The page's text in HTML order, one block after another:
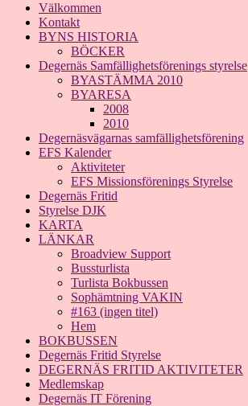
Välkommen
Kontakt
BYNS HISTORIA
BÖCKER
Degernäs Samfällighetsförenings styrelse
BYASTÄMMA 2010
BYARESA
2008
2010
Degernäsvägarnas samfällighetsförening
EFS Kalender
Aktiviteter
EFS Missionsförenings Styrelse
Degernäs Fritid
Styrelse DJK
KARTA
LÄNKAR
Broadview Support
Bussturlista
Turlista Bokbussen
Sophämtning VAKIN
#163 (ingen titel)
Hem
BOKBUSSEN
Degernäs Fritid Styrelse
DEGERNÄS FRITID AKTIVITETER
Medlemskap
Degernäs IT Förening